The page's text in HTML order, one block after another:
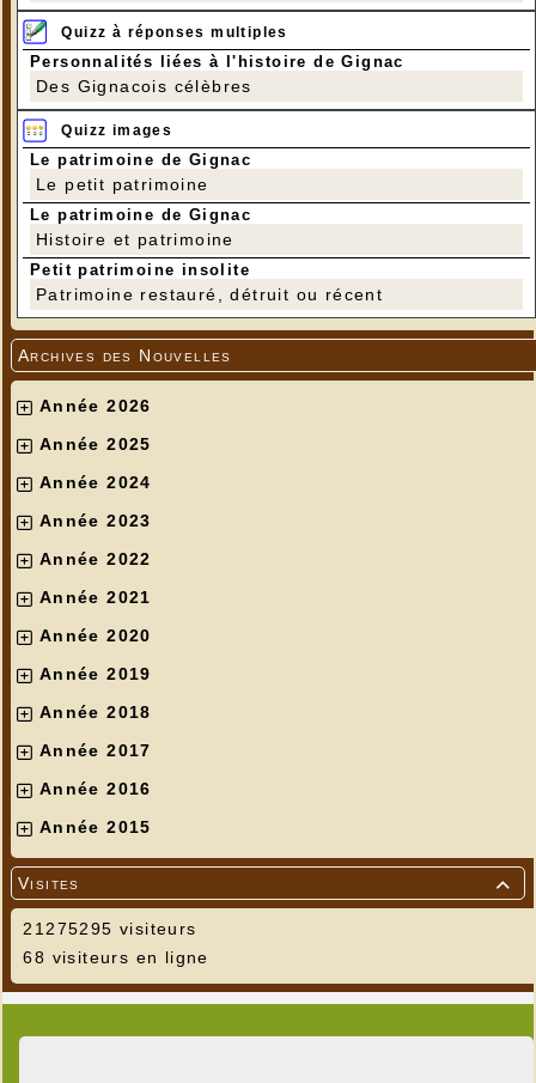
Quizz à réponses multiples
Personnalités liées à l'histoire de Gignac
Des Gignacois célèbres
Quizz images
Le patrimoine de Gignac
Le petit patrimoine
Le patrimoine de Gignac
Histoire et patrimoine
Petit patrimoine insolite
Patrimoine restauré, détruit ou récent
Archives des Nouvelles
Année 2026
Année 2025
Année 2024
Année 2023
Année 2022
Année 2021
Année 2020
Année 2019
Année 2018
Année 2017
Année 2016
Année 2015

Visites
21275295 visiteurs
68 visiteurs en ligne